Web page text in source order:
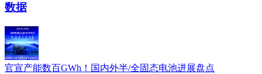
数据
官宣产能数百GWh！国内外半/全固态电池进展盘点